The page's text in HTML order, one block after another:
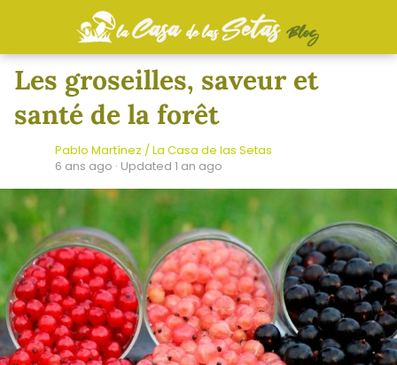
Les groseilles, saveur et
santé de la forêt
Pablo Martínez / La Casa de las Setas
6 ans ago · Updated 1 an ago